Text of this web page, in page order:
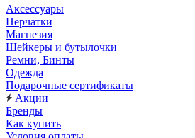
Аксессуары
Перчатки
Магнезия
Шейкеры и бутылочки
Ремни, Бинты
Одежда
Подарочные сертификаты
Акции
Бренды
Как купить